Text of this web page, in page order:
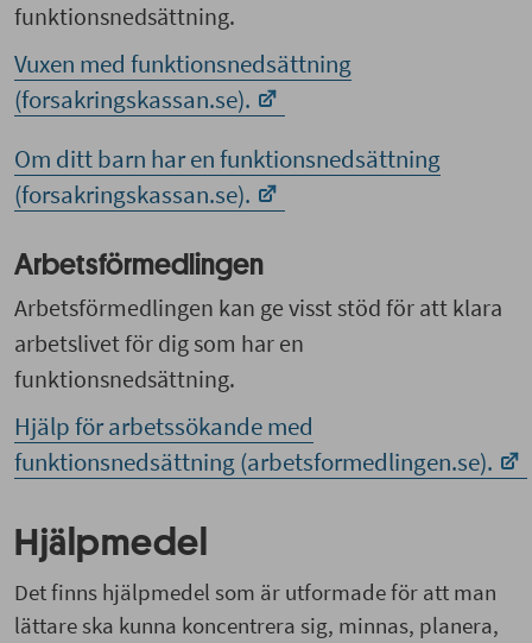
funktionsnedsättning.
Vuxen med funktionsnedsättning
(forsakringskassan.se).
Om ditt barn har en funktionsnedsättning
(forsakringskassan.se).
Arbetsförmedlingen
Arbetsförmedlingen kan ge visst stöd för att klara
arbetslivet för dig som har en
funktionsnedsättning.
Hjälp för arbetssökande med
funktionsnedsättning (arbetsformedlingen.se).
Hjälpmedel
Det finns hjälpmedel som är utformade för att man
lättare ska kunna koncentrera sig, minnas, planera,